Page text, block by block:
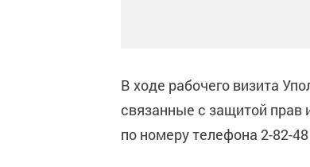
В ходе рабочего визита
связанные с защитой прав
по номеру телефона 2-82-48